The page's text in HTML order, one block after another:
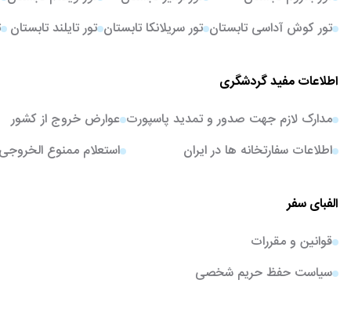
تور کوش آداسی تابستان تور سریلانکا تابستان تور تایلند تابستان
اطلاعات مفید گردشگری
مدارک لازم جهت صدور و تمدید پاسپورت
اطلاعات سفارتخانه ها در ایران
عوارض خروج از کشور
استعلام ممنوع
الفبای سفر
قوانین و مقررات
سیاست حفظ حریم شخصی